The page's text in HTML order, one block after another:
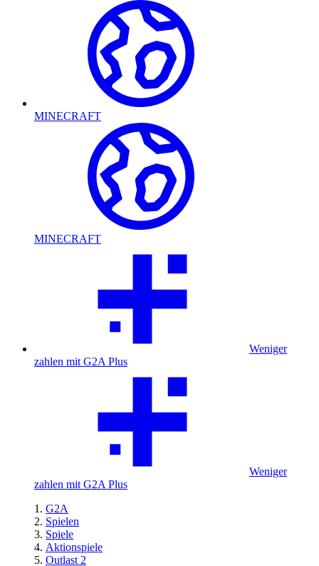
MINECRAFT
MINECRAFT
Weniger
zahlen mit G2A Plus
Weniger
zahlen mit G2A Plus
G2A
Spielen
Spiele
Aktionspiele
Outlast 2